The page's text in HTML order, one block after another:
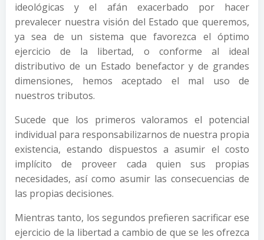
ideológicas y el afán exacerbado por hacer
prevalecer nuestra visión del Estado que queremos,
ya sea de un sistema que favorezca el óptimo
ejercicio de la libertad, o conforme al ideal
distributivo de un Estado benefactor y de grandes
dimensiones, hemos aceptado el mal uso de
nuestros tributos.
Sucede que los primeros valoramos el potencial
individual para responsabilizarnos de nuestra propia
existencia, estando dispuestos a asumir el costo
implícito de proveer cada quien sus propias
necesidades, así como asumir las consecuencias de
las propias decisiones.
Mientras tanto, los segundos prefieren sacrificar ese
ejercicio de la libertad a cambio de que se les ofrezca